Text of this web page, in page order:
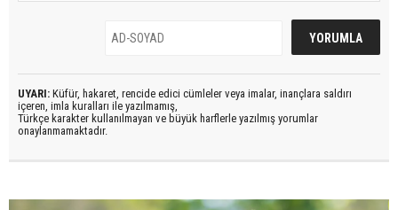
UYARI: Küfür, hakaret, rencide edici cümleler veya imalar, inançlara saldırı
içeren, imla kuralları ile yazılmamış,
Türkçe karakter kullanılmayan ve büyük harflerle yazılmış yorumlar
onaylanmamaktadır.